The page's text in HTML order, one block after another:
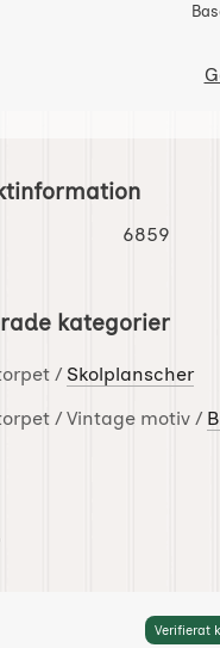
6859
kategorier
/ Skolplanscher
/ Vintage motiv /
Verifierat